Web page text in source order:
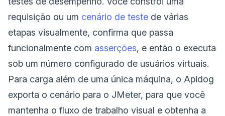
requisição ou um cenário de teste de várias
etapas visualmente, confirma que passa
funcionalmente com asserções, e então o executa
sob um número configurado de usuários virtuais.
Para carga além de uma única máquina, o Apidog
exporta o cenário para o JMeter, para que você
mantenha o fluxo de trabalho visual e obtenha a